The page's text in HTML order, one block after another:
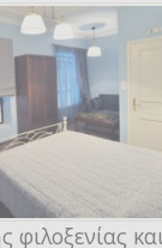
φιλοξενίας